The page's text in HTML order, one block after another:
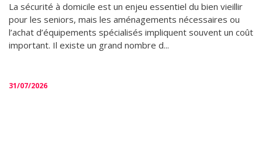
La sécurité à domicile est un enjeu essentiel du bien vieillir
pour les seniors, mais les aménagements nécessaires ou
l’achat d’équipements spécialisés impliquent souvent un coût
important. Il existe un grand nombre d...
31/07/2026